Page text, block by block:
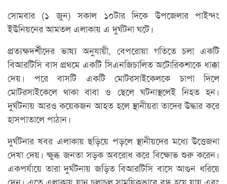
সোমবার (১ জুন) সকাল ১০টার দিকে উপজেলার পাইন্দং
ইউনিয়নের আমতল এলাকায় এ দুর্ঘটনা ঘটে।
প্রত্যক্ষদর্শীদের ভাষ্য অনুযায়ী, বেপরোয়া গতিতে চলা একটি
বিআরটিসি বাস প্রথমে একটি সিএনজিচালিত অটোরিকশাকে ধাক্কা
দেয়। পরে বাসটি একটি মোটরসাইকেলকে চাপা দিলে
মোটরসাইকেলে থাকা বাবা ও ছেলে ঘটনাস্থলেই নিহত হন।
দুর্ঘটনায় আরও কয়েকজন আহত হলে স্থানীয়রা তাদের উদ্ধার করে
হাসপাতালে পাঠান।
দুর্ঘটনার খবর এলাকায় ছড়িয়ে পড়লে স্থানীয়দের মধ্যে উত্তেজনা
দেখা দেয়। ক্ষুব্ধ জনতা সড়ক অবরোধ করে বিক্ষোভ শুরু করেন।
একপর্যায়ে তারা দুর্ঘটনায় জড়িত বিআরটিসি বাসে আগুন ধরিয়ে
দেন। এতে এলাকায় যান চলাচল সাময়িকভাবে বন্ধ হয়ে যায় এবং